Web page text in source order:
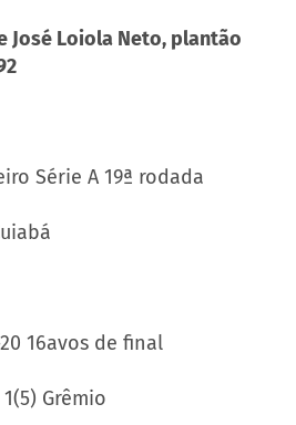
José Loiola Neto, plantão
Série A 19ª rodada
16avos de final
Grêmio